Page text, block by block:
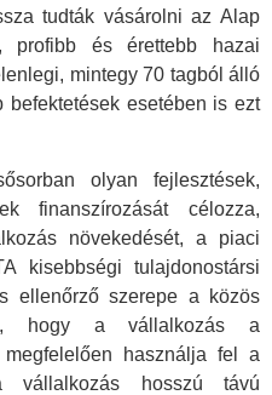
tudták vásárolni az Alap
profibb és érettebb hazai
mintegy 70 tagból álló
esetében is ezt
olyan fejlesztések,
finanszírozását célozza,
növekedését, a piaci
kisebbségi tulajdonostársi
ellenőrző szerepe a közös
hogy a vállalkozás a
használja fel a
vállalkozás hosszú távú